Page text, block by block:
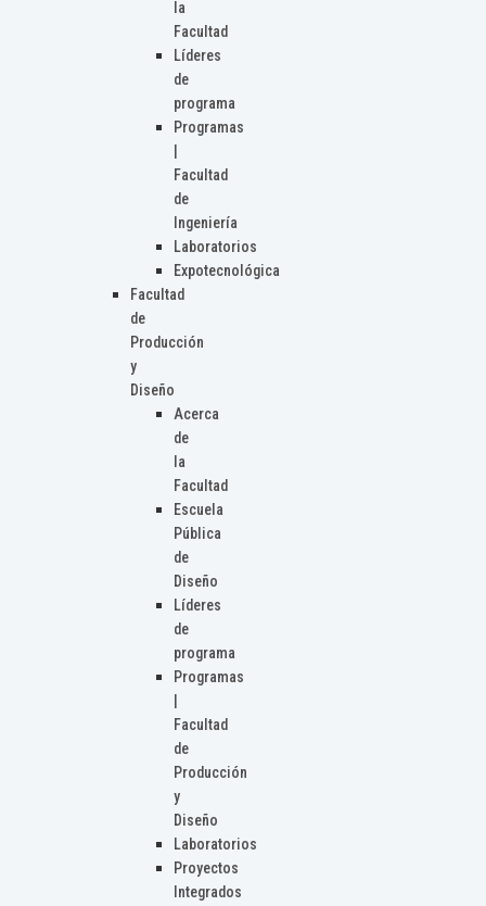
la
Facultad
Líderes
de
programa
Programas
Facultad
de
Ingeniería
Laboratorios
Expotecnológica
Facultad
de
Producción
y
Diseño
Acerca
de
la
Facultad
Escuela
Pública
de
Diseño
Líderes
de
programa
Programas
Facultad
de
Producción
y
Diseño
Laboratorios
Proyectos
Integrados